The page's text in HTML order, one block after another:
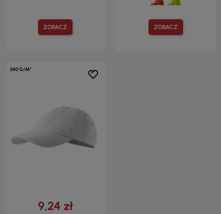
ZOBACZ ZOBACZ
340 G/M²
9,24 zł